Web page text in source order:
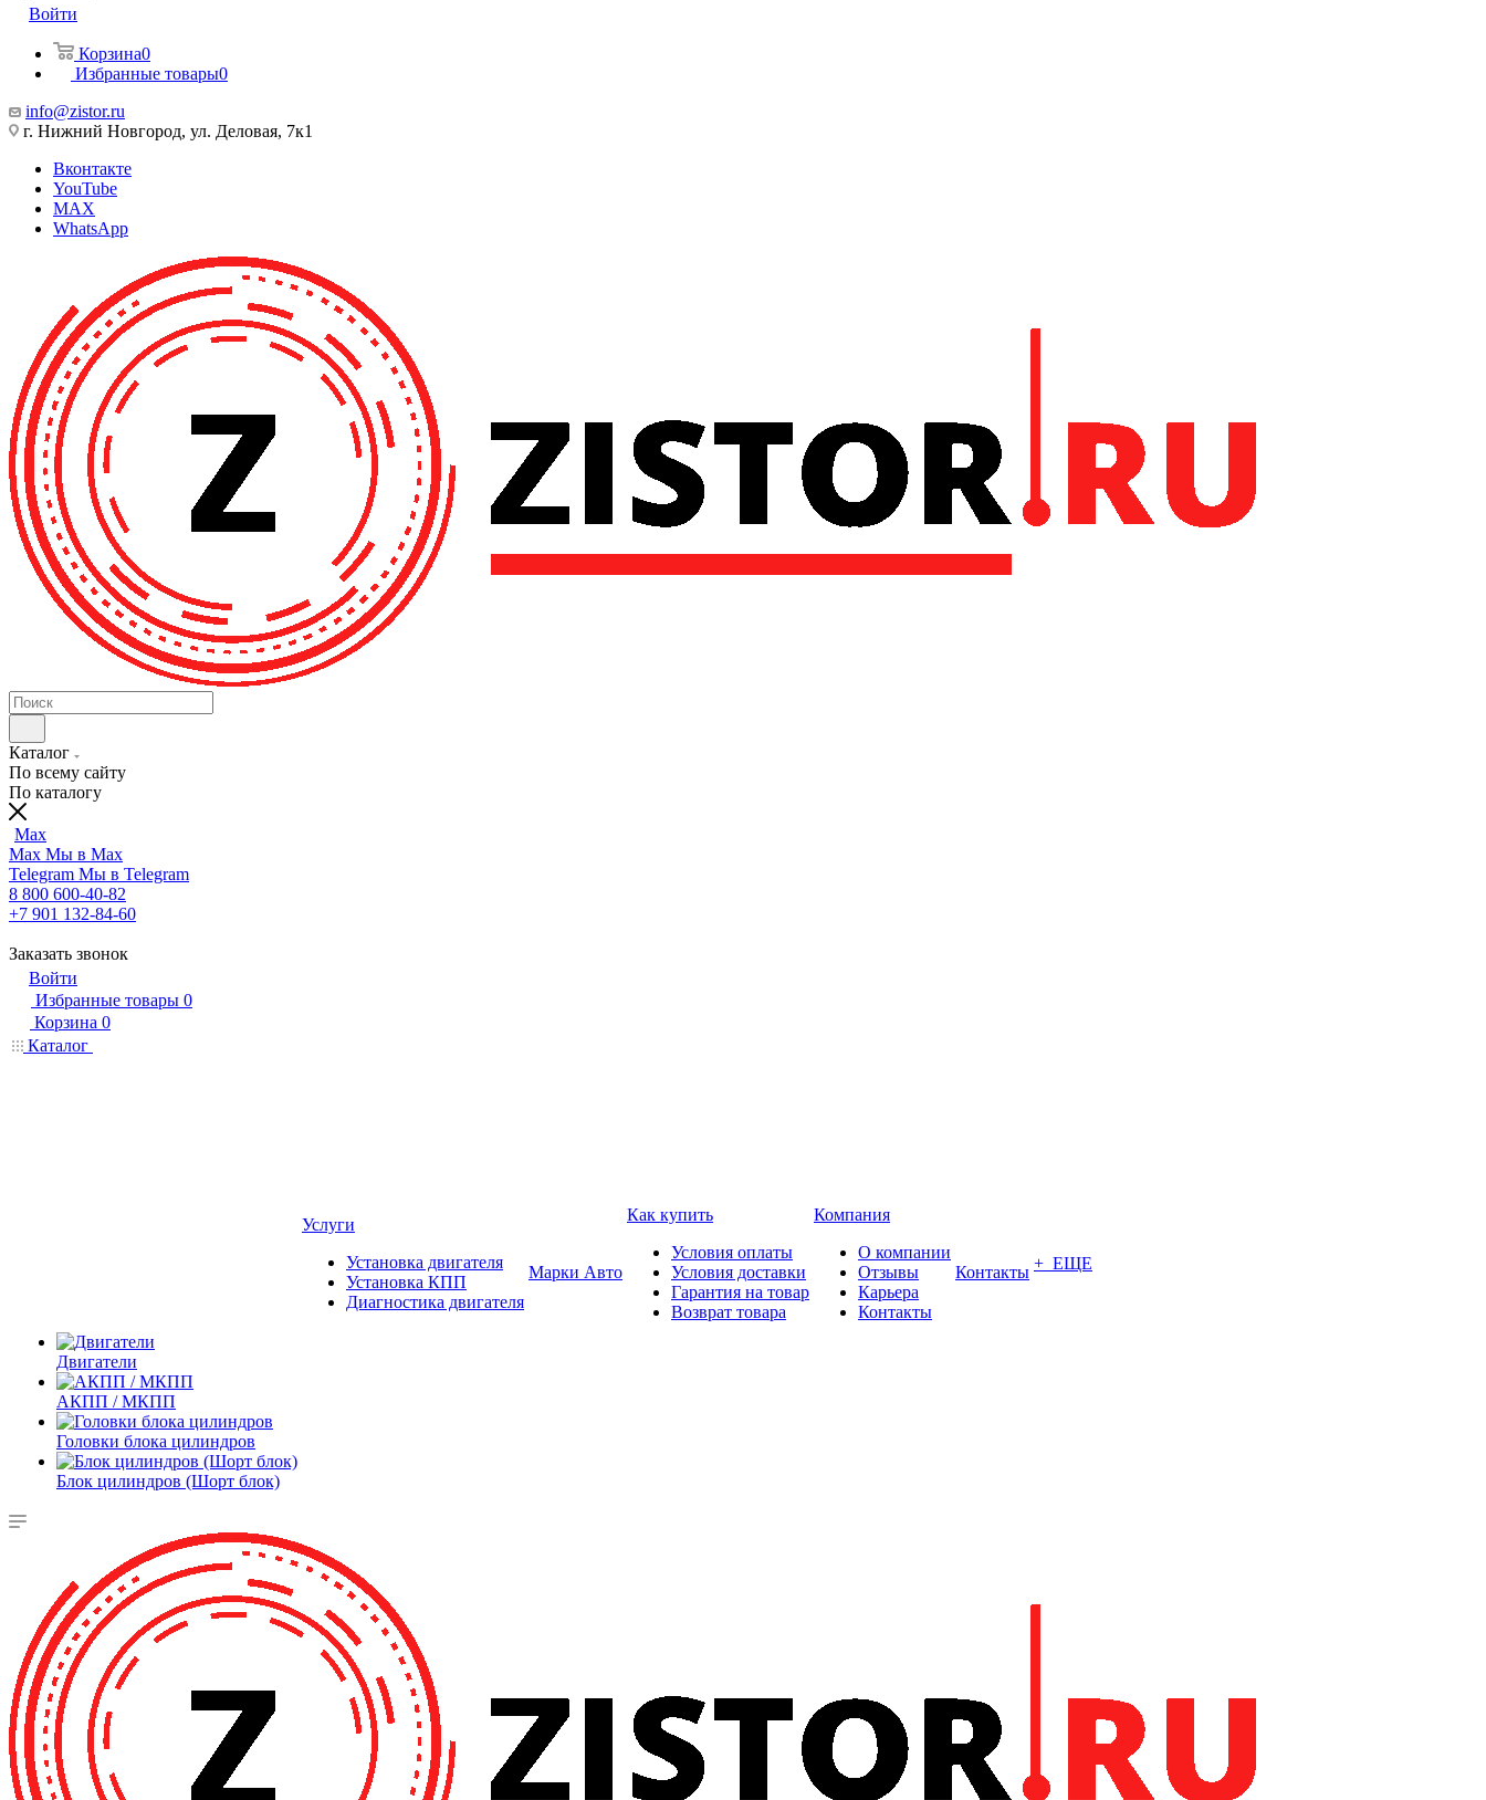
Войти
Корзина0
Избранные товары0
info@zistor.ru
г. Нижний Новгород, ул. Деловая, 7к1
Вконтакте
YouTube
MAX
WhatsApp
Каталог
По всему сайту
По каталогу
Max
Max Мы в Max
Telegram Мы в Telegram
8 800 600-40-82
+7 901 132-84-60
Заказать звонок
Войти
Избранные товары 0
Корзина 0
Каталог
Двигатели
АКПП / МКПП
Головки блока цилиндров
Блок цилиндров (Шорт блок)
Услуги
Установка двигателя
Установка КПП
Диагностика двигателя
Марки Авто
Как купить
Условия оплаты
Условия доставки
Гарантия на товар
Возврат товара
Компания
О компании
Отзывы
Карьера
Контакты
Контакты + ЕЩЕ